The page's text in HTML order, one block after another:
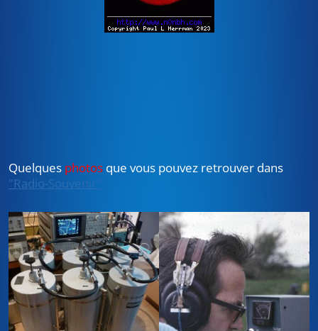
Quelques photosque vous pouvez retrouver dans
"Radio-Souvenir"